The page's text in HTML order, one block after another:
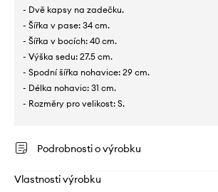
- Dvě kapsy na zadečku.
- Šířka v pase: 34 cm.
- Šířka v bocích: 40 cm.
- Výška sedu: 27.5 cm.
- Spodní šířka nohavice: 29 cm.
- Délka nohavic: 31 cm.
- Rozměry pro velikost: S.
Podrobnosti o výrobku
Vlastnosti výrobku